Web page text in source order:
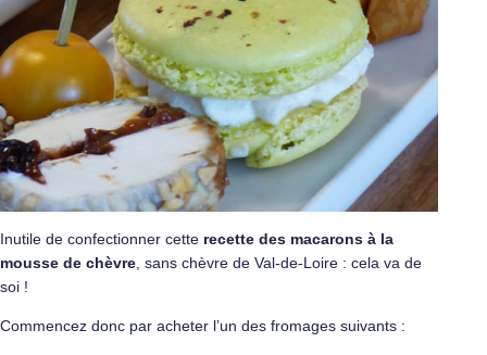
Inutile de confectionner cette recette des macarons à la
mousse de chèvre , sans chèvre de Val-de-Loire : cela va de
soi !
Commencez donc par acheter l’un des fromages suivants :